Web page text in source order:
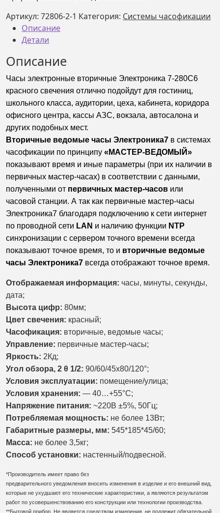
7-
280С6,
красное
Артикул: 72806-2-1 Категория: Системы часофикации
Описание
Детали
Описание
Часы электронные вторичные Электроника 7-280С6
красного свечения отлично подойдут для гостиниц,
школьного класса, аудитории, цеха, кабинета, коридора
офисного центра, кассы АЗС, вокзала, автосалона и
других подобных мест.
Вторичные ведомые часы Электроника7 в системах
часофикации по принципу «МАСТЕР-ВЕДОМЫЙ»
показывают время и иные параметры (при их наличии в
первичных мастер-часах) в соответствии с данными,
полученными от первичных мастер-часов или
часовой станции. А так как первичные мастер-часы
Электроника7 благодаря подключению к сети интернет
по проводной сети LAN и наличию функции NTP
синхронизации с сервером точного времени всегда
показывают точное время, то и вторичные ведомые
часы Электроника7 всегда отображают точное время.
Отображаемая информация: часы, минуты, секунды,
дата;
Высота цифр: 80мм;
Цвет свечения: красный;
Часофикация: вторичные, ведомые часы;
Управление: первичные мастер-часы;
Яркость: 2Кд;
Угол обзора, 2 θ 1/2: 90/60/45х80/120°;
Условия эксплуатации: помещение/улица;
Условия хранения: — 40…+55°С;
Напряжение питания: ~220В ±5%, 50Гц;
Потребляемая мощность: не более 13Вт;
Габаритные размеры, мм: 545*185*45/60;
Масса: не более 3,5кг;
Способ установки: настенный/подвесной.
*Производитель имеет право без
предварительного уведомления вносить изменения в изделие и его внешний вид,
которые не ухудшают его технические характеристики, а являются результатом
работ по усовершенствованию его конструкции или технологии производства.
**Бытовой прибор. Не является средством измерения, не подлежит обязательной